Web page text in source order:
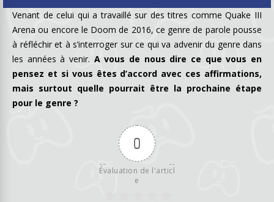
Venant de celui qui a travaillé sur des titres comme Quake III
Arena ou encore le Doom de 2016, ce genre de parole pousse
à réfléchir et à s’interroger sur ce qui va advenir du genre dans
les années à venir. A vous de nous dire ce que vous en
pensez et si vous êtes d’accord avec ces affirmations,
mais surtout quelle pourrait être la prochaine étape
pour le genre ?
0
Évaluation de l'articl
e